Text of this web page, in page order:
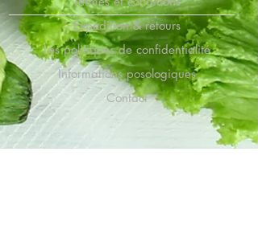
Expédition & retours
Les politiques de confidentialité
Informations posologiques
Contact